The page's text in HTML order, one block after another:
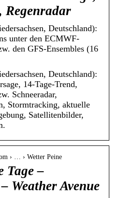
Regenradar
Deutschland):
unter den ECMWF-
den GFS-Ensembles (16
Deutschland):
14-Tage-Trend,
Schneeradar,
Stormtracking, aktuelle
Satellitenbilder,
› … › Wetter Peine
Tage –
Weather Avenue